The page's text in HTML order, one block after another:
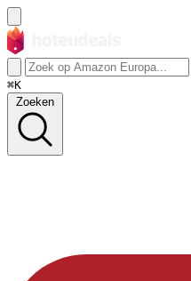
⌘K
Zoeken